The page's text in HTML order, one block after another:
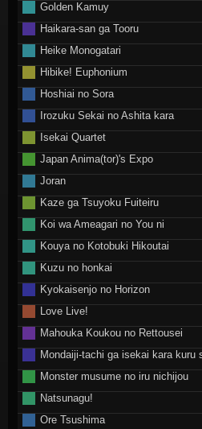
Golden Kamuy
Haikara-san ga Tooru
Heike Monogatari
Hibike! Euphonium
Hoshiai no Sora
Irozuku Sekai no Ashita kara
Isekai Quartet
Japan Anima(tor)'s Expo
Joran
Kaze ga Tsuyoku Fuiteiru
Koi wa Ameagari no You ni
Kouya no Kotobuki Hikoutai
Kuzu no honkai
Kyokaisenjo no Horizon
Love Live!
Mahouka Koukou no Rettousei
Mondaiji-tachi ga isekai kara kuru
Monster musume no iru nichijou
Natsunagu!
Ore Tsushima